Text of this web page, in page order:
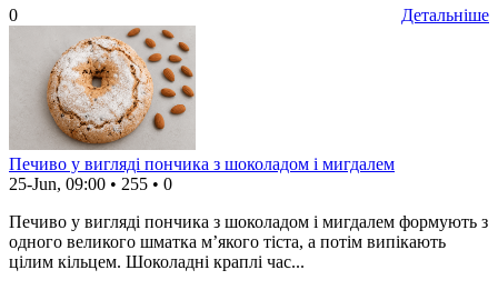
Детальніше
0
Печиво у вигляді пончика з шоколадом і мигдалем
25-Jun, 09:00 • 255 • 0
Печиво у вигляді пончика з шоколадом і мигдалем формують з
одного великого шматка м’якого тіста, а потім випікають
цілим кільцем. Шоколадні краплі час...